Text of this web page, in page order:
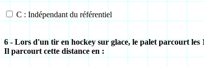
C : Indépendant du référentiel
6 - Lors d'un tir en hockey sur glace, le palet parcourt les
Il parcourt cette distance en :